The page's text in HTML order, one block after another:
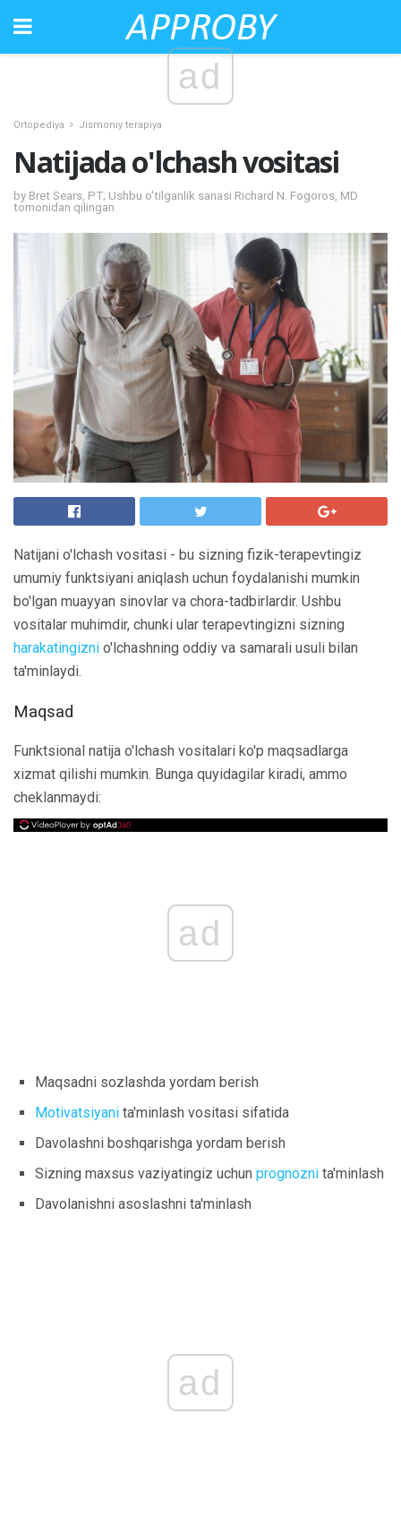
ad
Ortopediya Jismoniy terapiya
Natijada o'lchash vositasi
by Bret Sears, PT; Ushbu o'tilganlik sanasi Richard N. Fogoros, MD
tomonidan qilingan
Natijani o'lchash vositasi - bu sizning fizik-terapevtingiz
umumiy funktsiyani aniqlash uchun foydalanishi mumkin
bo'lgan muayyan sinovlar va chora-tadbirlardir. Ushbu
vositalar muhimdir, chunki ular terapevtingizni sizning
harakatingizni o'lchashning oddiy va samarali usuli bilan
ta'minlaydi.
Maqsad
Funktsional natija o'lchash vositalari ko'p maqsadlarga
xizmat qilishi mumkin. Bunga quyidagilar kiradi, ammo
cheklanmaydi:
ad
Maqsadni sozlashda yordam berish
Motivatsiyani ta'minlash vositasi sifatida
Davolashni boshqarishga yordam berish
Sizning maxsus vaziyatingiz uchun prognozni ta'minlash
Davolanishni asoslashni ta'minlash
ad